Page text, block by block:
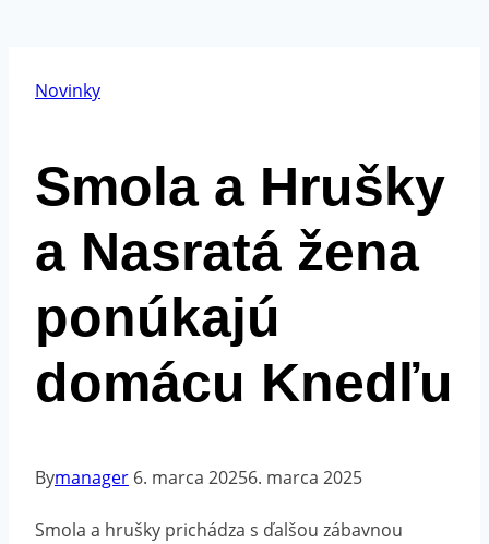
Novinky
Smola a Hrušky
a Nasratá žena
ponúkajú
domácu Knedľu
Bymanager 6. marca 20256. marca 2025
Smola a hrušky prichádza s ďalšou zábavnou